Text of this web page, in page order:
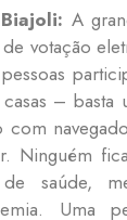
A
votação
– basta
com
Ninguém
saúde,
Uma